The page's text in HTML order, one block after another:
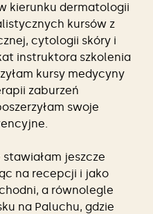
kierunku dermatologii
kursów z
cytologii skóry i
instruktora szkolenia
kursy medycyny
zaburzeń
swoje
jeszcze
na recepcji i jako
a równolegle
na Paluchu, gdzie